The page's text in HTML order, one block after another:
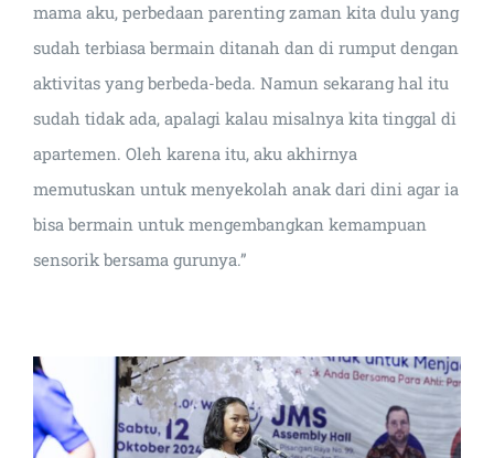
mama aku, perbedaan parenting zaman kita dulu yang
sudah terbiasa bermain ditanah dan di rumput dengan
aktivitas yang berbeda-beda. Namun sekarang hal itu
sudah tidak ada, apalagi kalau misalnya kita tinggal di
apartemen. Oleh karena itu, aku akhirnya
memutuskan untuk menyekolah anak dari dini agar ia
bisa bermain untuk mengembangkan kemampuan
sensorik bersama gurunya.”